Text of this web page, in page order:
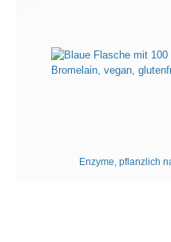
Enzyme, pflanzlich